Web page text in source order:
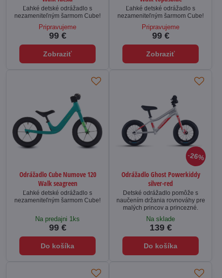
Ľahké detské odrážadlo s
nezameniteľným šarmom Cube!
Pripravujeme
99 €
Zobraziť
Ľahké detské odrážadlo s
nezameniteľným šarmom Cube!
Pripravujeme
99 €
Zobraziť
Odrážadlo Cube Numove 120
Walk seagreen
Ľahké detské odrážadlo s
nezameniteľným šarmom Cube!
Na predajni 1ks
99 €
Do košíka
26%
Odrážadlo Ghost Powerkiddy
silver-red
Detské odrážadlo pomôže s
naučením držania rovnováhy pre
malých princov a princezné.
Na sklade
139 €
Do košíka